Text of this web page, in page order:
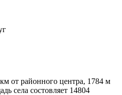
от районного центра, 1784 м
села состовляет 14804